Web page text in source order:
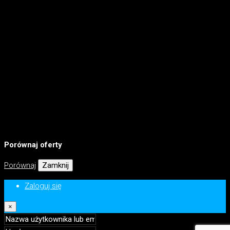
Porównaj oferty
Porównaj Zamknij
Zaloguj się
×